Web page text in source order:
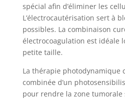
spécial afin d’éliminer les
L’électrocautérisation sert à
possibles. La combinaison
électrocoagulation est idéale
petite taille.
La thérapie photodynamique
combinée d’un
pour rendre la zone